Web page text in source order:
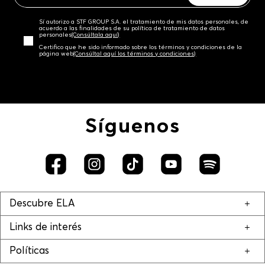
Sí autorizo a STF GROUP S.A. el tratamiento de mis datos personales, de
acuerdo a las finalidades de su política de tratamiento de datos
personales‎(Consúltala aquí)
Certifico que he sido informado sobre los términos y condiciones de la
página web‎(Consúltal aquí los términos y condiciones)
Síguenos
Descubre ELA
Links de interés
Políticas